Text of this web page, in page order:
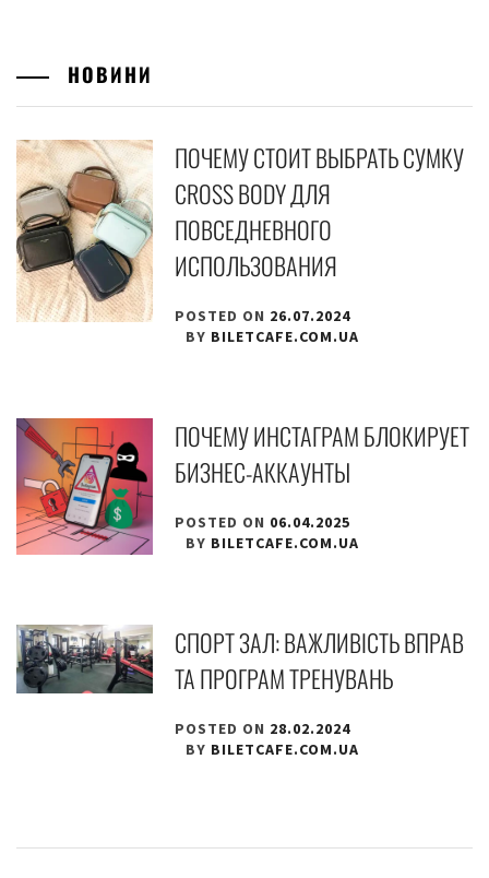
НОВИНИ
ПОЧЕМУ СТОИТ ВЫБРАТЬ СУМКУ
CROSS BODY ДЛЯ
ПОВСЕДНЕВНОГО
ИСПОЛЬЗОВАНИЯ
POSTED ON 26.07.2024
BY BILETCAFE.COM.UA
ПОЧЕМУ ИНСТАГРАМ БЛОКИРУЕТ
БИЗНЕС-АККАУНТЫ
POSTED ON 06.04.2025
BY BILETCAFE.COM.UA
СПОРТ ЗАЛ: ВАЖЛИВІСТЬ ВПРАВ
ТА ПРОГРАМ ТРЕНУВАНЬ
POSTED ON 28.02.2024
BY BILETCAFE.COM.UA